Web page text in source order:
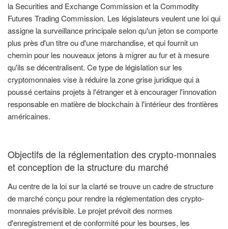
la Securities and Exchange Commission et la Commodity
Futures Trading Commission. Les législateurs veulent une loi qui
assigne la surveillance principale selon qu'un jeton se comporte
plus près d'un titre ou d'une marchandise, et qui fournit un
chemin pour les nouveaux jetons à migrer au fur et à mesure
qu'ils se décentralisent. Ce type de législation sur les
cryptomonnaies vise à réduire la zone grise juridique qui a
poussé certains projets à l'étranger et à encourager l'innovation
responsable en matière de blockchain à l'intérieur des frontières
américaines.
Objectifs de la réglementation des crypto-monnaies
et conception de la structure du marché
Au centre de la loi sur la clarté se trouve un cadre de structure
de marché conçu pour rendre la réglementation des crypto-
monnaies prévisible. Le projet prévoit des normes
d'enregistrement et de conformité pour les bourses, les